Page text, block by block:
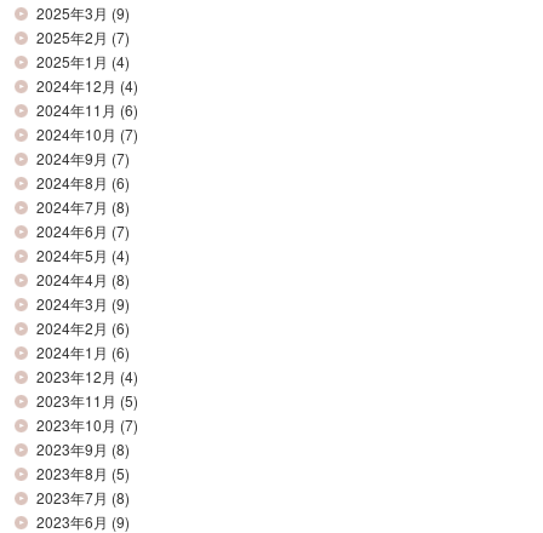
2025年3月 (9)
2025年2月 (7)
2025年1月 (4)
2024年12月 (4)
2024年11月 (6)
2024年10月 (7)
2024年9月 (7)
2024年8月 (6)
2024年7月 (8)
2024年6月 (7)
2024年5月 (4)
2024年4月 (8)
2024年3月 (9)
2024年2月 (6)
2024年1月 (6)
2023年12月 (4)
2023年11月 (5)
2023年10月 (7)
2023年9月 (8)
2023年8月 (5)
2023年7月 (8)
2023年6月 (9)